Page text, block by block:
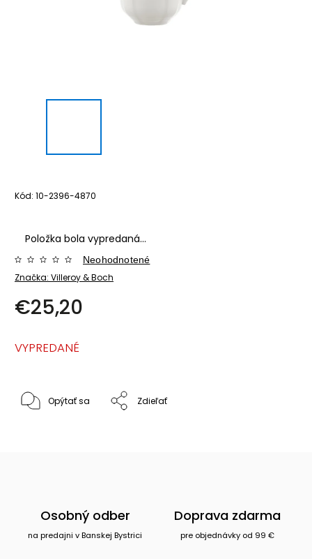
Kód: 10-2396-4870
Položka bola vypredaná…
Značka: Villeroy & Boch
Neohodnotené
€25,20
VYPREDANÉ
Opýtať sa Zdieľať
Osobný odber
na predajni v Banskej Bystrici
Doprava zdarma
pre objednávky od 99 €